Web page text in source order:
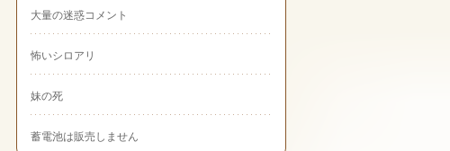
大量の迷惑コメント
怖いシロアリ
妹の死
蓄電池は販売しません